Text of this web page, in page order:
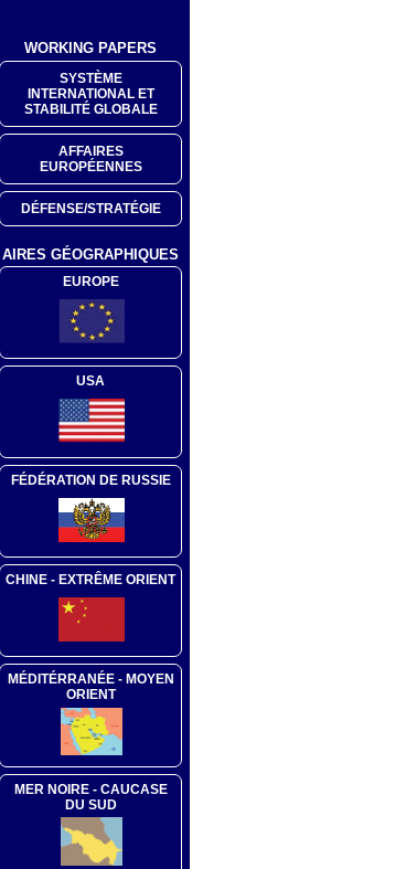
WORKING PAPERS
SYSTÈME
INTERNATIONAL ET
STABILITÉ GLOBALE
AFFAIRES
EUROPÉENNES
DÉFENSE/STRATÉGIE
AIRES GÉOGRAPHIQUES
EUROPE
USA
FÉDÉRATION DE RUSSIE
CHINE - EXTRÊME ORIENT
MÉDITÉRRANÉE - MOYEN
ORIENT
MER NOIRE - CAUCASE
DU SUD